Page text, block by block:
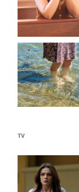
TV